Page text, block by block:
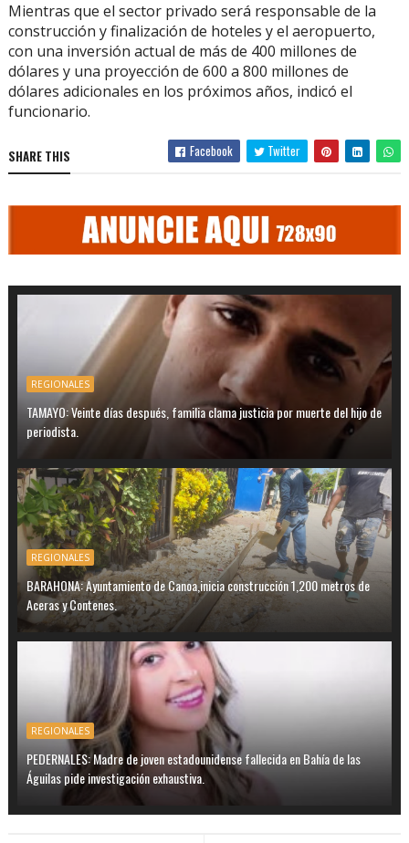
Mientras que el sector privado será responsable de la
construcción y finalización de hoteles y el aeropuerto,
con una inversión actual de más de 400 millones de
dólares y una proyección de 600 a 800 millones de
dólares adicionales en los próximos años, indicó el
funcionario.
SHARE THIS Facebook Twitter
REGIONALES
TAMAYO: Veinte días después, familia clama justicia por muerte del hijo de
periodista.
REGIONALES
BARAHONA: Ayuntamiento de Canoa,inicia construcción 1,200 metros de
Aceras y Contenes.
REGIONALES
PEDERNALES: Madre de joven estadounidense fallecida en Bahía de las
Águilas pide investigación exhaustiva.